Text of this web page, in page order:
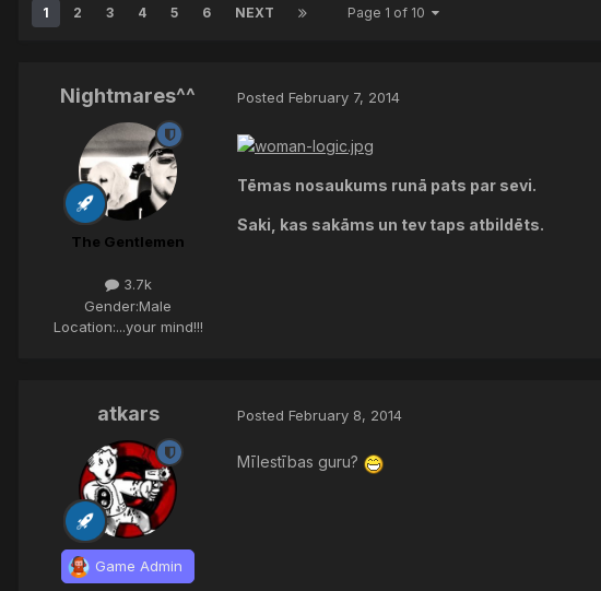
1 2 3 4 5 6 NEXT Page 1 of 10
Nightmares^^
The Gentlemen
3.7k
Gender:Male
Location:...your mind!!!
Posted February 7, 2014
Tēmas nosaukums runā pats par sevi.
Saki, kas sakāms un tev taps atbildēts.
atkars
Game Admin
Posted February 8, 2014
Mīlestības guru?